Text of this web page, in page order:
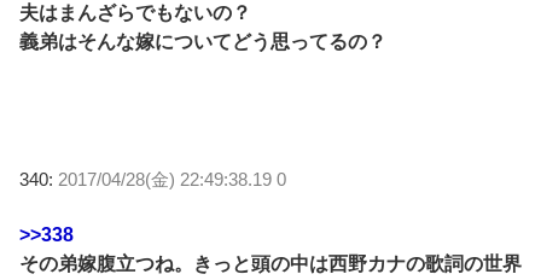
夫はまんざらでもないの？
義弟はそんな嫁についてどう思ってるの？
340: 2017/04/28(金) 22:49:38.19 0
>>338
その弟嫁腹立つね。きっと頭の中は西野カナの歌詞の世界